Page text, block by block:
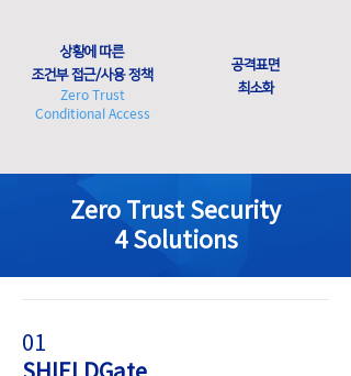
상황에 따른
​조건부 접근/사용 정책
Zero Trust
Conditional Access
공격표면
​최소화
Zero Trust Security
4 Solutions
01